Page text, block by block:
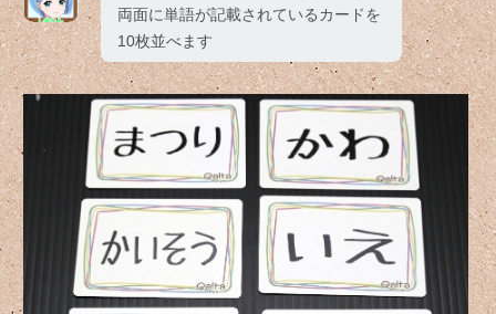
両面に単語が記載されているカードを
10枚並べます